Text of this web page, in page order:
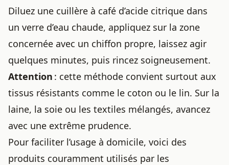
Diluez une cuillère à café d’acide citrique dans
un verre d’eau chaude, appliquez sur la zone
concernée avec un chiffon propre, laissez agir
quelques minutes, puis rincez soigneusement.
Attention : cette méthode convient surtout aux
tissus résistants comme le coton ou le lin. Sur la
laine, la soie ou les textiles mélangés, avancez
avec une extrême prudence.
Pour faciliter l’usage à domicile, voici des
produits couramment utilisés par les